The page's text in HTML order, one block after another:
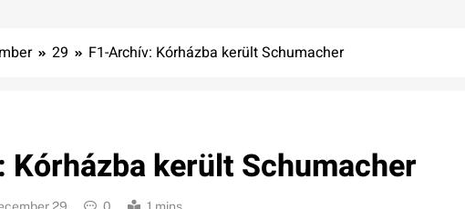
29 F1-Archív: Kórházba került Schumacher
Kórházba került Schumacher